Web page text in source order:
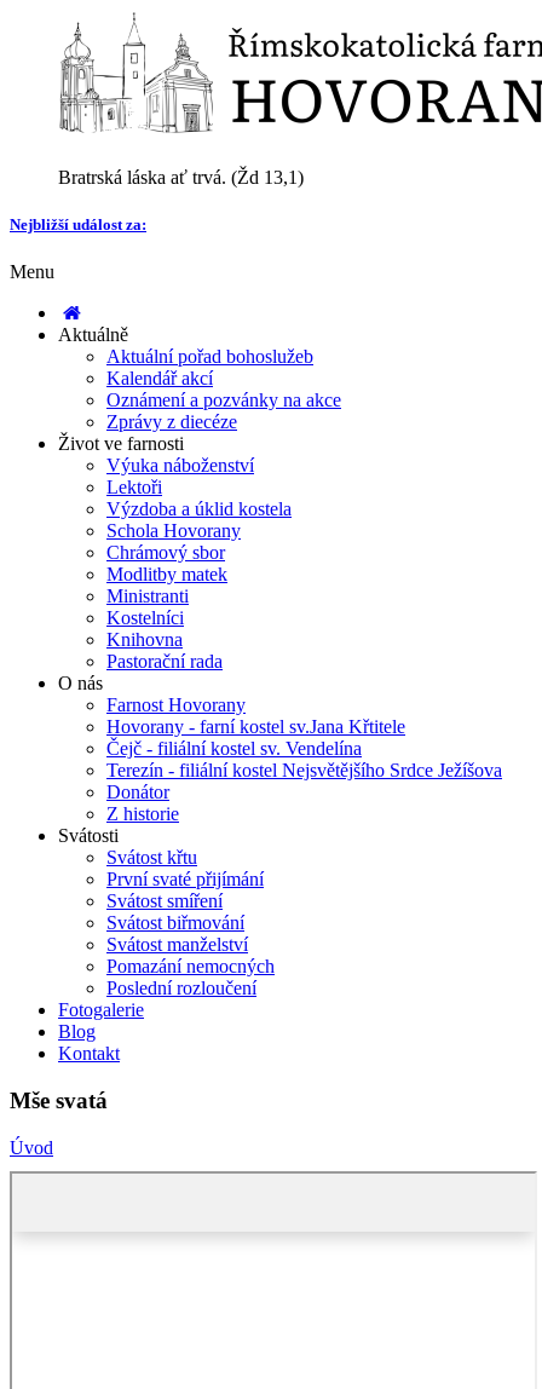
Bratrská láska ať trvá. (Žd 13,1)
Nejbližší událost za:
Menu
Aktuálně
Aktuální pořad bohoslužeb
Kalendář akcí
Oznámení a pozvánky na akce
Zprávy z diecéze
Život ve farnosti
Výuka náboženství
Lektoři
Výzdoba a úklid kostela
Schola Hovorany
Chrámový sbor
Modlitby matek
Ministranti
Kostelníci
Knihovna
Pastorační rada
O nás
Farnost Hovorany
Hovorany - farní kostel sv.Jana Křtitele
Čejč - filiální kostel sv. Vendelína
Terezín - filiální kostel Nejsvětějšího Srdce Ježíšova
Donátor
Z historie
Svátosti
Svátost křtu
První svaté přijímání
Svátost smíření
Svátost biřmování
Svátost manželství
Pomazání nemocných
Poslední rozloučení
Fotogalerie
Blog
Kontakt
Mše svatá
Úvod